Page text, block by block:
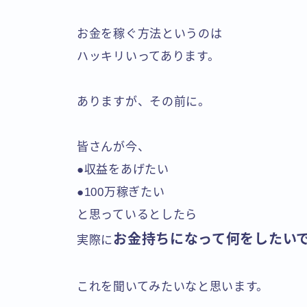
お金を稼ぐ方法というのは
ハッキリいってあります。
ありますが、その前に。
皆さんが今、
●収益をあげたい
●100万稼ぎたい
と思っているとしたら
実際にお金持ちになって何をしたい
これを聞いてみたいなと思います。